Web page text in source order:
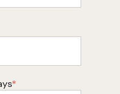
*